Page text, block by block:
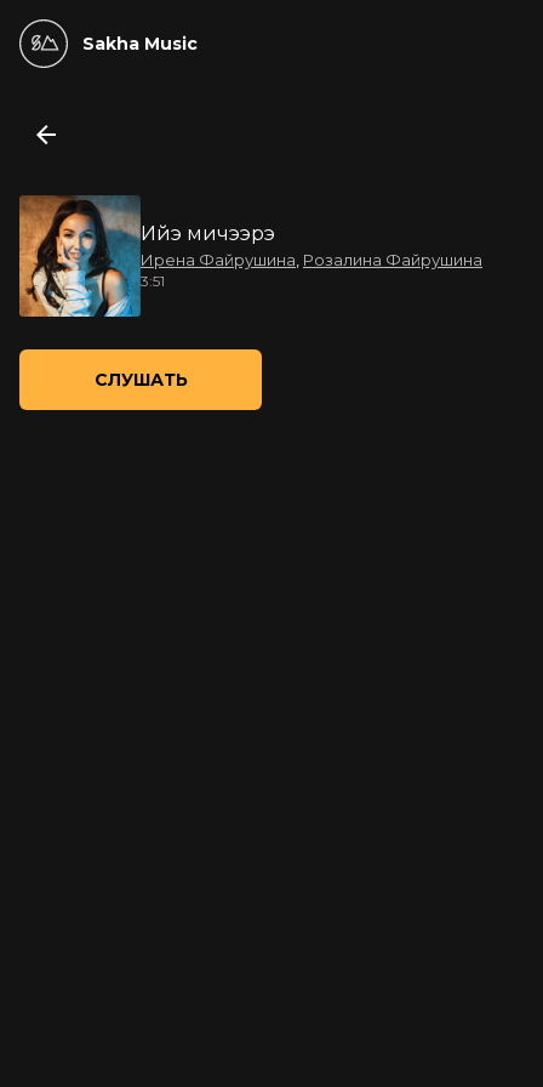
Sakha Music
Ийэ мичээрэ
Ирена Файрушина Розалина Файрушина
3:51
СЛУШАТЬ